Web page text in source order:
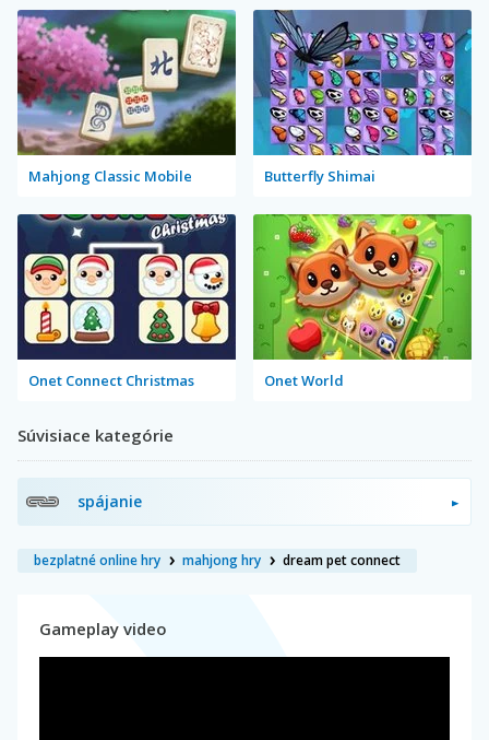
Mahjong Classic Mobile Butterfly Shimai
Onet Connect Christmas Onet World
Súvisiace kategórie
spájanie
bezplatné online hry mahjong hry dream pet connect
Gameplay video